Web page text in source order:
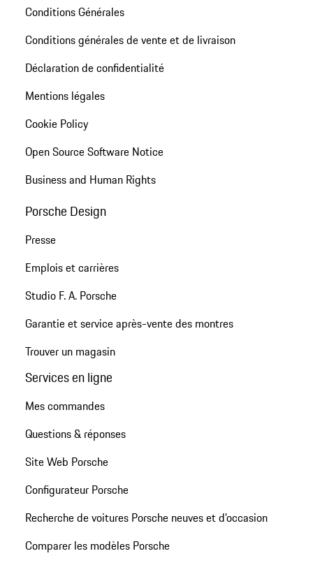
Conditions Générales
Conditions générales de vente et de livraison
Déclaration de confidentialité
Mentions légales
Cookie Policy
Open Source Software Notice
Business and Human Rights
Porsche Design
Presse
Emplois et carrières
Studio F. A. Porsche
Garantie et service après-vente des montres
Trouver un magasin
Services en ligne
Mes commandes
Questions & réponses
Site Web Porsche
Configurateur Porsche
Recherche de voitures Porsche neuves et d'occasion
Comparer les modèles Porsche